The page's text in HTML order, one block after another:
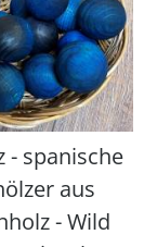
- spanische
aus
- Wild